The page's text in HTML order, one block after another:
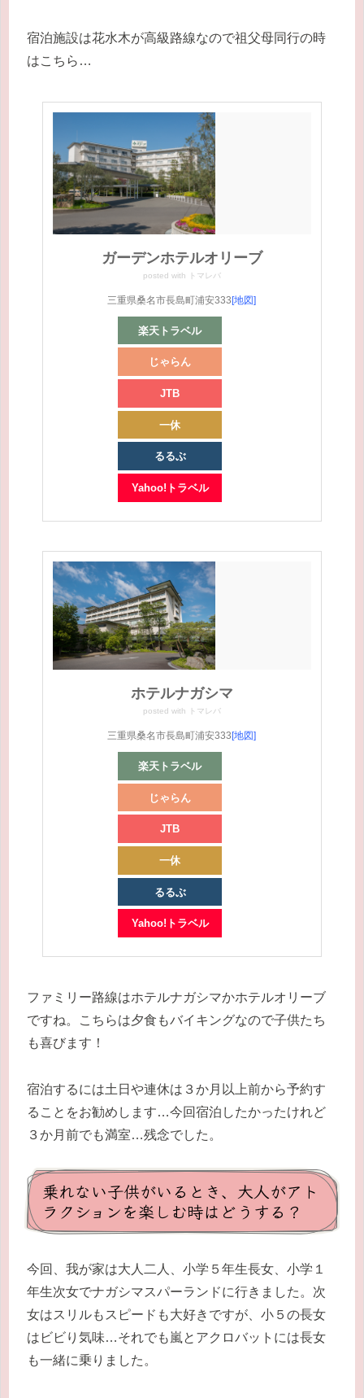
宿泊施設は花水木が高級路線なので祖父母同行の時
はこちら…
ガーデンホテルオリーブ
posted with トマレバ
三重県桑名市長島町浦安333[地図]
楽天トラベル
じゃらん
JTB
一休
るるぶ
Yahoo!トラベル
ホテルナガシマ
posted with トマレバ
三重県桑名市長島町浦安333 [地図]
楽天トラベル
じゃらん
JTB
一休
るるぶ
Yahoo!トラベル
ファミリー路線はホテルナガシマかホテルオリーブ
ですね。こちらは夕食もバイキングなので子供たち
も喜びます！
宿泊するには土日や連休は３か月以上前から予約す
ることをお勧めします…今回宿泊したかったけれど
３か月前でも満室…残念でした。
乗れない子供がいるとき、大人がアト
ラクションを楽しむ時はどうする？
今回、我が家は大人二人、小学５年生長女、小学１
年生次女でナガシマスパーランドに行きました。次
女はスリルもスピードも大好きですが、小５の長女
はビビり気味…それでも嵐とアクロバットには長女
も一緒に乗りました。